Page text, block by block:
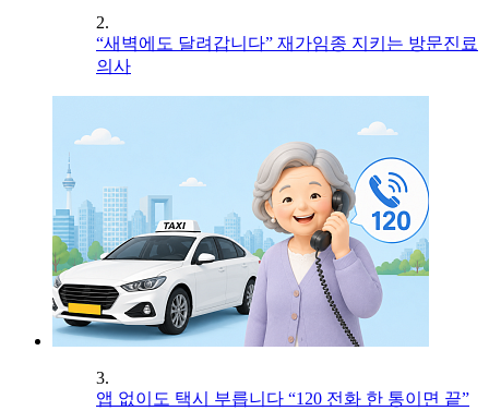
2.
“새벽에도 달려갑니다” 재가임종 지키는 방문진료
의사
3.
앱 없이도 택시 부릅니다 “120 전화 한 통이면 끝”